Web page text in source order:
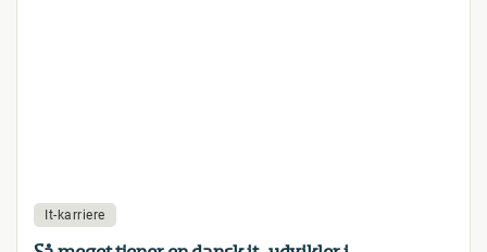
It-karriere